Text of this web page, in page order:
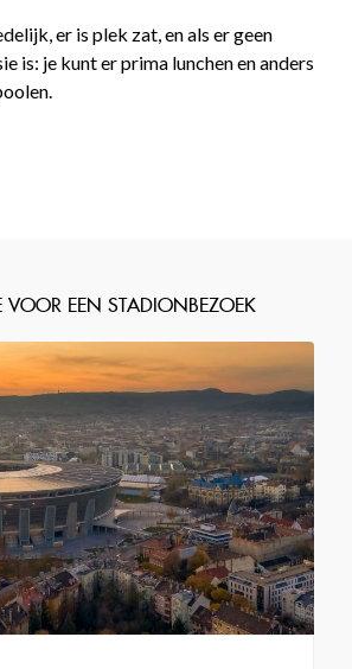
er is plek zat, en als er geen
is: je kunt er prima lunchen en anders